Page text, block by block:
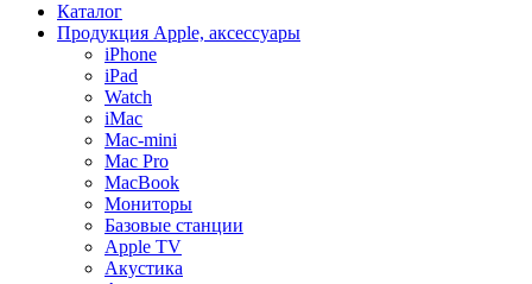
Каталог
Продукция Apple, аксессуары
iPhone
iPad
Watch
iMac
Mac-mini
Mac Pro
MacBook
Мониторы
Базовые станции
Apple TV
Акустика